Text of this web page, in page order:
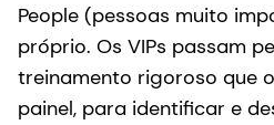
People (pessoas muito
próprio. Os VIPs passam
treinamento rigoroso que
painel, para identificar e